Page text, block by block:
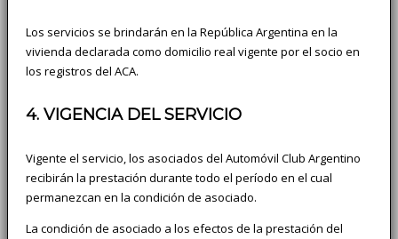
Los servicios se brindarán en la República Argentina en la
vivienda declarada como domicilio real vigente por el socio en
los registros del ACA.
4. VIGENCIA DEL SERVICIO
Vigente el servicio, los asociados del Automóvil Club Argentino
recibirán la prestación durante todo el período en el cual
permanezcan en la condición de asociado.
La condición de asociado a los efectos de la prestación del